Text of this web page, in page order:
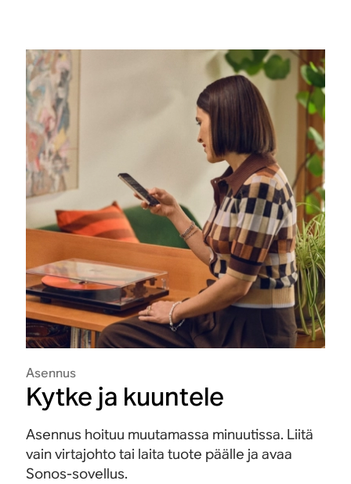
Asennus
Kytke ja kuuntele
Asennus hoituu muutamassa minuutissa. Liitä
vain virtajohto tai laita tuote päälle ja avaa
Sonos-sovellus.